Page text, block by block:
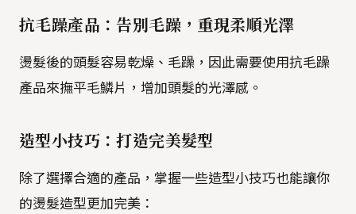
抗毛躁產品：告別毛躁，重現柔順光澤
燙髮後的頭髮容易乾燥、毛躁，因此需要使用抗毛躁
產品來撫平毛鱗片，增加頭髮的光澤感。
造型小技巧：打造完美髮型
除了選擇合適的產品，掌握一些造型小技巧也能讓你
的燙髮造型更加完美：